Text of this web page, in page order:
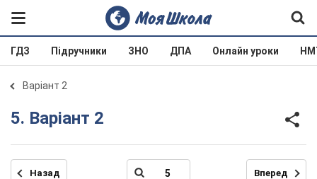
ГДЗ Підручники ЗНО ДПА Онлайн уроки
Варіант 2
5. Варіант 2
Назад Вперед